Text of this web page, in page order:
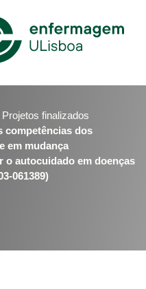
Projetos finalizados
competências dos
em mudança
o autocuidado em doenças
061389)